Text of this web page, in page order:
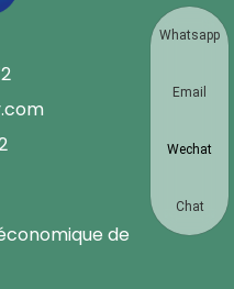
de
Whatsapp
Email
Wechat
Chat